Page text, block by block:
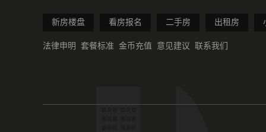
新房楼盘 看房报名 二手房 出租房
法律申明 套餐标准 金币充值 意见建议 联系我们